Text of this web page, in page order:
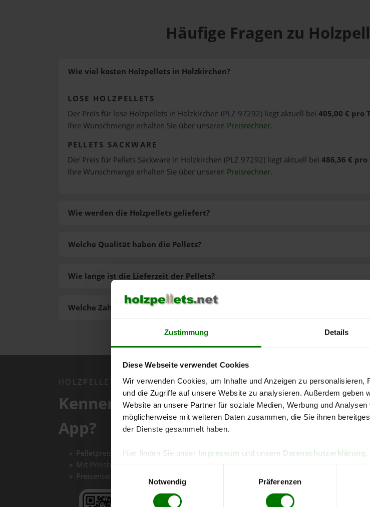
Zustimmung Details
Diese Webseite verwendet Cookies
Wir verwenden Cookies, um Inhalte und Anzeigen zu
und die Zugriffe auf unsere Website zu analysieren. Außerdem geben
Website an unsere Partner für soziale Medien, Werbung und
möglicherweise mit weiteren Daten zusammen, die Sie ihnen
der Dienste gesammelt haben.
Hier finden Sie unser Impressum und unsere Datenschutzerklärung
Notwendig
Präferenzen
Häufige Fragen zu
Wie viel kosten Holzpellets in Holzkirchen?
LOSE HOLZPELLETS
Der Preis für lose Holzpellets in Holzkirchen (PLZ 97292) liegt aktuell bei 405,00 € pro
Ihre Wunschmenge erhalten Sie über unseren Preisrechner.
PELLETS SACKWARE
Der Preis für Pellets Sackware in Holzkirchen (PLZ 97292) liegt aktuell bei 486,36 € pro
Ihre Wunschmenge erhalten Sie über unseren Preisrechner.
Wie werden die Holzpellets geliefert?
Welche Zahlungsarten gibt es?
Welche Qualität haben die Pellets?
Wie lange ist die Lieferzeit der Pellets?
HOLZPELLETS.NET APP
Kennen Sie schon unsere kostenlose
App?
Pelletpreise mit einem Klick vergleichen und direkt online bestellen
Mit Preisbenachrichtigungen immer auf dem aktuellen Stand
Preisentwicklungen im Chart einfach nachverfolgen